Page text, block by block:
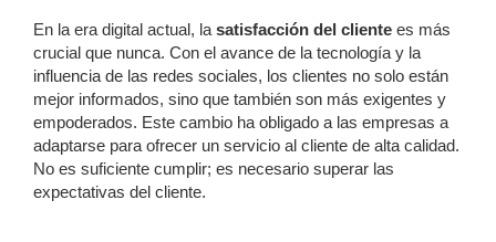
En la era digital actual, la satisfacción del cliente es más
crucial que nunca. Con el avance de la tecnología y la
influencia de las redes sociales, los clientes no solo están
mejor informados, sino que también son más exigentes y
empoderados. Este cambio ha obligado a las empresas a
adaptarse para ofrecer un servicio al cliente de alta calidad.
No es suficiente cumplir; es necesario superar las
expectativas del cliente.